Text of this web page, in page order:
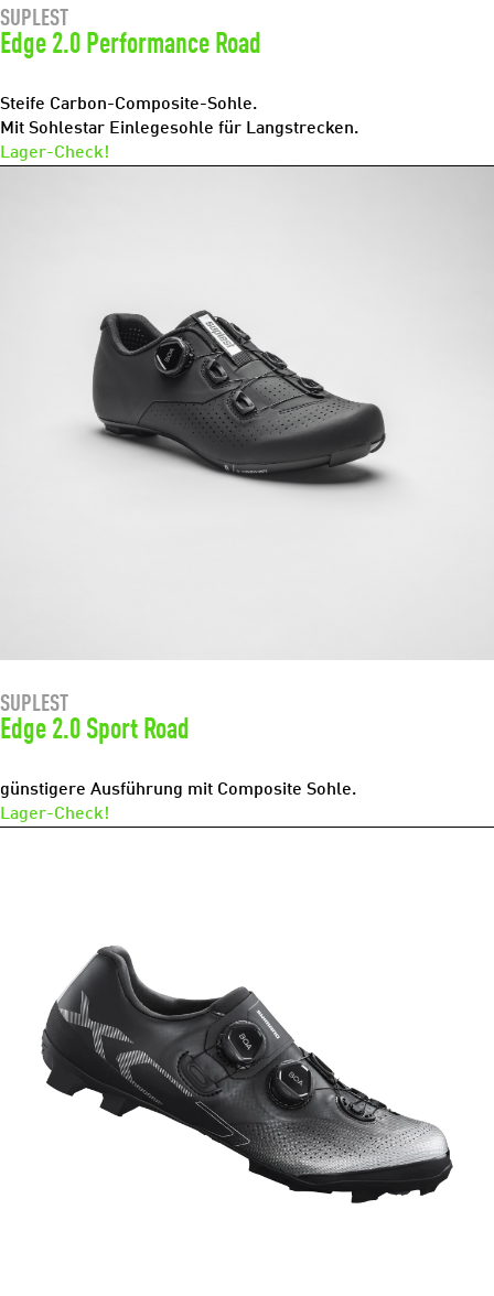
SUPLEST
Edge 2.0 Performance Road
Steife Carbon-Composite-Sohle.
Mit Sohlestar Einlegesohle für Langstrecken.
Lager-Check!
SUPLEST
Edge 2.0 Sport Road
günstigere Ausführung mit Composite Sohle.
Lager-Check!